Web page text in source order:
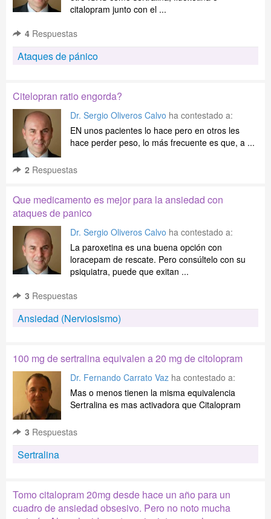
citalopram junto con el ...
4 Respuestas
Ataques de pánico
Citelopran ratio engorda?
Dr. Sergio Oliveros Calvo ha contestado a:
EN unos pacientes lo hace pero en otros les
hace perder peso, lo más frecuente es que, a ...
2 Respuestas
Que medicamento es mejor para la ansiedad con
ataques de panico
Dr. Sergio Oliveros Calvo ha contestado a:
La paroxetina es una buena opción con
loracepam de rescate. Pero consúltelo con su
psiquiatra, puede que exitan ...
3 Respuestas
Ansiedad (Nerviosismo)
100 mg de sertralina equivalen a 20 mg de citolopram
Dr. Fernando Carrato Vaz ha contestado a:
Mas o menos tienen la misma equivalencia
Sertralina es mas activadora que Citalopram
3 Respuestas
Sertralina
Tomo citalopram 20mg desde hace un año para un
cuadro de ansiedad obsesivo. Pero no noto mucha